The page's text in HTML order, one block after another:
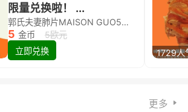
限量兑换啦！ ...
郭氏夫妻肺片MAISON GUO5欧代金券限量兑换啦！
5 金币
5欧元
立即兑换
1729人
更多